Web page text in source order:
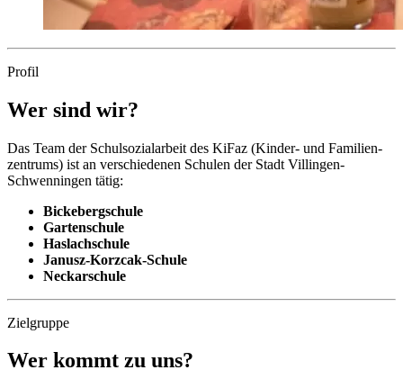
Profil
Wer sind wir?
Das Team der Schul­sozialarbeit des KiFaz (Kinder- und Familien­
zentrums) ist an verschiedenen Schulen der Stadt Villingen-
Schwenningen tätig:
Bickebergschule
Gartenschule
Haslachschule
Janusz-Korzcak-Schule
Neckarschule
Zielgruppe
Wer kommt zu uns?